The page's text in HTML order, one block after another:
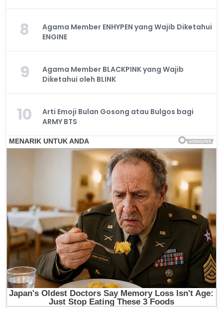
8
Agama Member ENHYPEN yang Wajib Diketahui
ENGINE
9
Agama Member BLACKPINK yang Wajib
Diketahui oleh BLINK
10
Arti Emoji Bulan Gosong atau Bulgos bagi
ARMY BTS